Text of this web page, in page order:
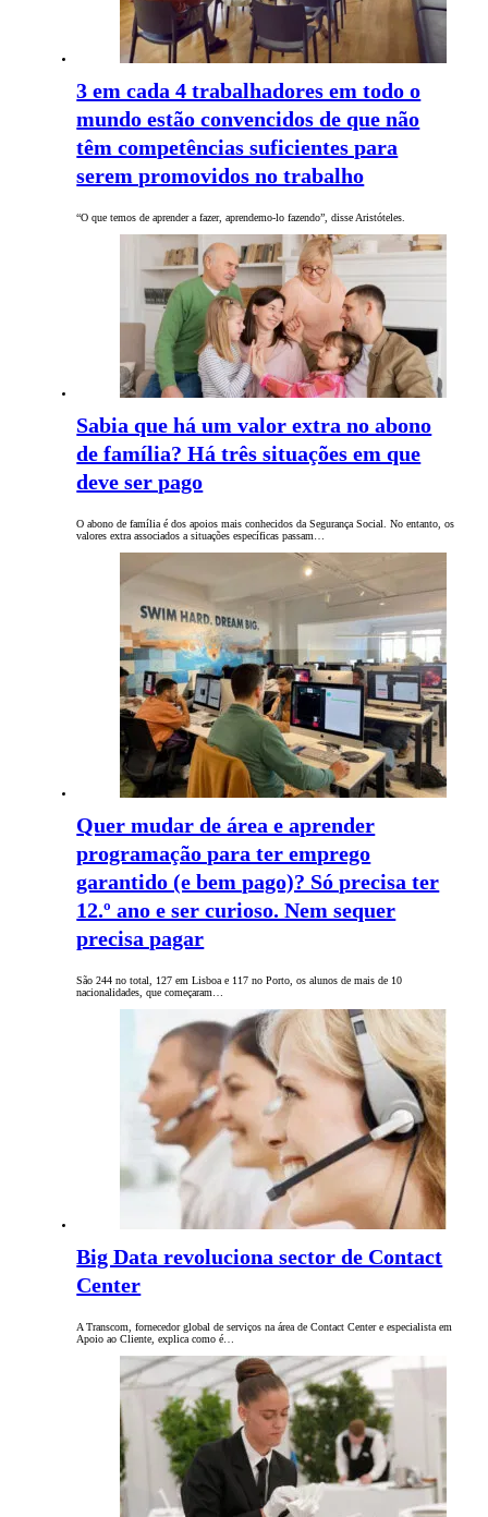
3 em cada 4 trabalhadores em todo o
mundo estão convencidos de que não
têm competências suficientes para
serem promovidos no trabalho
“O que temos de aprender a fazer, aprendemo-lo fazendo”, disse Aristóteles.
Sabia que há um valor extra no abono
de família? Há três situações em que
deve ser pago
O abono de família é dos apoios mais conhecidos da Segurança Social. No entanto, os
valores extra associados a situações específicas passam…
Quer mudar de área e aprender
programação para ter emprego
garantido (e bem pago)? Só precisa ter
12.º ano e ser curioso. Nem sequer
precisa pagar
São 244 no total, 127 em Lisboa e 117 no Porto, os alunos de mais de 10
nacionalidades, que começaram…
Big Data revoluciona sector de Contact
Center
A Transcom, fornecedor global de serviços na área de Contact Center e especialista em
Apoio ao Cliente, explica como é…